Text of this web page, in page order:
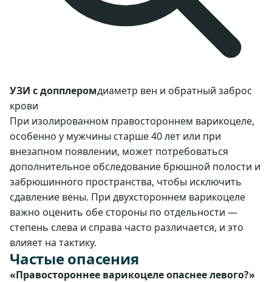
УЗИ с допплеромдиаметр вен и обратный заброс
крови
При изолированном правостороннем варикоцеле,
особенно у мужчины старше 40 лет или при
внезапном появлении, может потребоваться
дополнительное обследование брюшной полости и
забрюшинного пространства, чтобы исключить
сдавление вены. При двухстороннем варикоцеле
важно оценить обе стороны по отдельности —
степень слева и справа часто различается, и это
влияет на тактику.
Частые опасения
«Правостороннее варикоцеле опаснее левого?»